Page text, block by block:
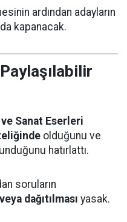
ardından adayların
kapanacak.
Sanat Eserleri
olduğunu ve
hatırlattı.
soruların
dağıtılması yasak.